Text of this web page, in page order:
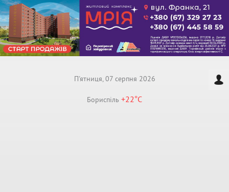
П'ятниця, 07 серпня 2026
Бориспiль +22°C